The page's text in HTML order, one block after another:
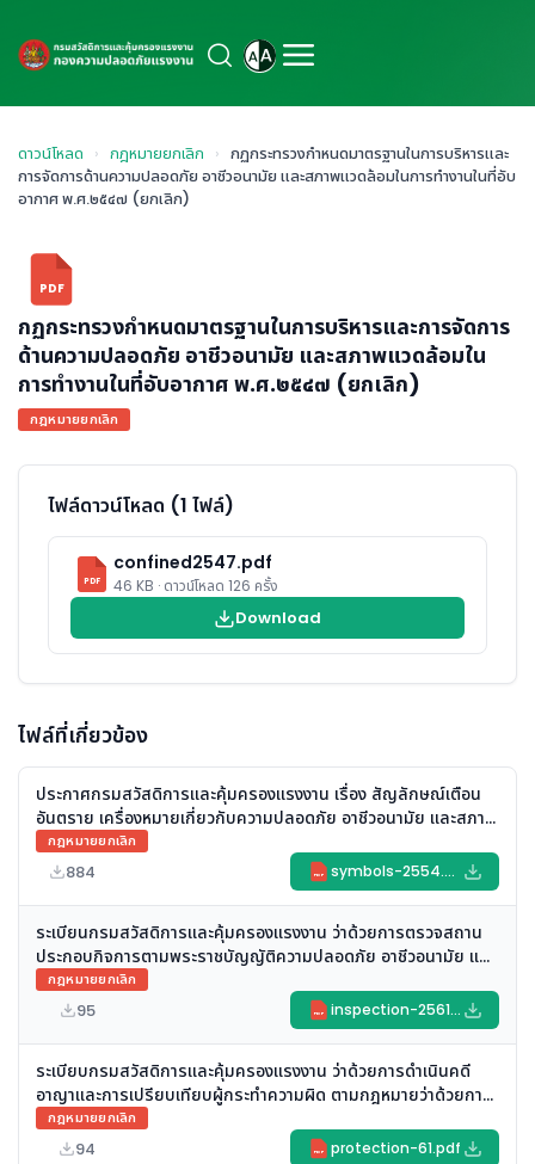
ดาวน์โหลด › กฎหมายยกเลิก › กฏกระทรวงกำหนดมาตรฐานในการบริหารและ
การจัดการด้านความปลอดภัย อาชีวอนามัย และสภาพแวดล้อมในการทำงานในที่อับ
อากาศ พ.ศ.๒๕๔๗ (ยกเลิก)
PDF
กฏกระทรวงกำหนดมาตรฐานในการบริหารและการจัดการ
ด้านความปลอดภัย อาชีวอนามัย และสภาพแวดล้อมใน
การทำงานในที่อับอากาศ พ.ศ.๒๕๔๗ (ยกเลิก)
กฎหมายยกเลิก
ไฟล์ดาวน์โหลด (1 ไฟล์)
PDF
confined2547.pdf
46 KB · ดาวน์โหลด 126 ครั้ง
Download
ไฟล์ที่เกี่ยวข้อง
ประกาศกรมสวัสดิการและคุ้มครองแรงงาน เรื่อง สัญลักษณ์เตือน
อันตราย เครื่องหมายเกี่ยวกับความปลอดภัย อาชีวอนามัย และสภาพ
แวดล้อมในการทำงาน และข้อความแสดงสิทธิและหน้าที่ของนายจ้าง
และลูกจ้าง พ.ศ. ๒๕๕๔ (ยกเลิก)
กฎหมายยกเลิก
884 PDF symbols-2554.pdf
ระเบียนกรมสวัสดิการและคุ้มครองแรงงาน ว่าด้วยการตรวจสถาน
ประกอบกิจการตามพระราชบัญญัติความปลอดภัย อาชีวอนามัย และ
สภาพแวดล้อมในการทำงาน พ.ศ. ๒๕๕๔ (พ.ศ. ๒๕๖๑) (ยกเลิก)
กฎหมายยกเลิก
95 PDF inspection-2561.pdf
ระเบียบกรมสวัสดิการและคุ้มครองแรงงาน ว่าด้วยการดำเนินคดี
อาญาและการเปรียบเทียบผู้กระทำความผิด ตามกฎหมายว่าด้วยการ
คุ้มครองแรงงานและความปลอดภัยในการทำงาน (ฉบับที่ ๕)
(ยกเลิก)
กฎหมายยกเลิก
94 PDF protection-61.pdf